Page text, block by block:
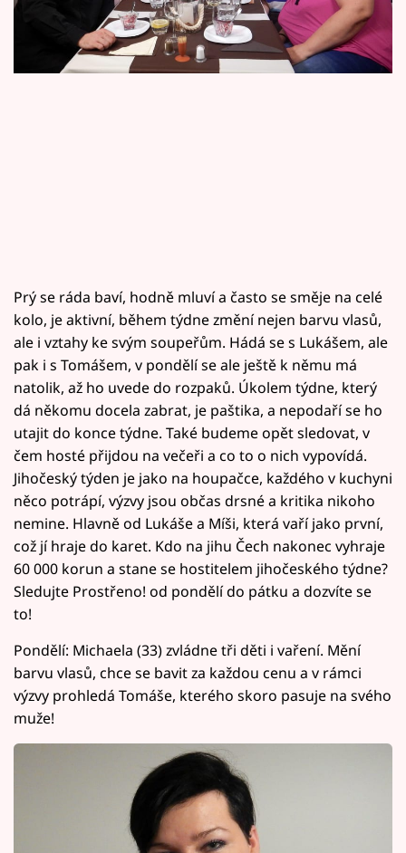
Sledujte prima+
Sledujte nás
Prý se ráda baví, hodně mluví a často se směje na celé
kolo, je aktivní, během týdne změní nejen barvu vlasů,
ale i vztahy ke svým soupeřům. Hádá se s Lukášem, ale
pak i s Tomášem, v pondělí se ale ještě k němu má
natolik, až ho uvede do rozpaků. Úkolem týdne, který
dá někomu docela zabrat, je paštika, a nepodaří se ho
utajit do konce týdne. Také budeme opět sledovat, v
čem hosté přijdou na večeři a co to o nich vypovídá.
Jihočeský týden je jako na houpačce, každého v kuchyni
něco potrápí, výzvy jsou občas drsné a kritika nikoho
nemine. Hlavně od Lukáše a Míši, která vaří jako první,
což jí hraje do karet. Kdo na jihu Čech nakonec vyhraje
60 000 korun a stane se hostitelem jihočeského týdne?
Sledujte Prostřeno! od pondělí do pátku a dozvíte se
to!
Pondělí: Michaela (33) zvládne tři děti i vaření. Mění
barvu vlasů, chce se bavit za každou cenu a v rámci
výzvy prohledá Tomáše, kterého skoro pasuje na svého
muže!